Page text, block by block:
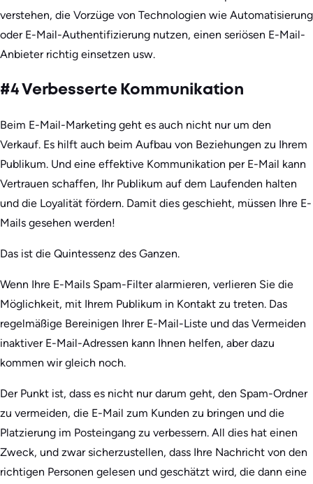
verstehen, die Vorzüge von Technologien wie Automatisierung
oder E-Mail-Authentifizierung nutzen, einen seriösen E-Mail-
Anbieter richtig einsetzen usw.
#4 Verbesserte Kommunikation
Beim E-Mail-Marketing geht es auch nicht nur um den
Verkauf. Es hilft auch beim Aufbau von Beziehungen zu Ihrem
Publikum. Und eine effektive Kommunikation per E-Mail kann
Vertrauen schaffen, Ihr Publikum auf dem Laufenden halten
und die Loyalität fördern. Damit dies geschieht, müssen Ihre E-
Mails gesehen werden!
Das ist die Quintessenz des Ganzen.
Wenn Ihre E-Mails Spam-Filter alarmieren, verlieren Sie die
Möglichkeit, mit Ihrem Publikum in Kontakt zu treten. Das
regelmäßige Bereinigen Ihrer E-Mail-Liste und das Vermeiden
inaktiver E-Mail-Adressen kann Ihnen helfen, aber dazu
kommen wir gleich noch.
Der Punkt ist, dass es nicht nur darum geht, den Spam-Ordner
zu vermeiden, die E-Mail zum Kunden zu bringen und die
Platzierung im Posteingang zu verbessern. All dies hat einen
Zweck, und zwar sicherzustellen, dass Ihre Nachricht von den
richtigen Personen gelesen und geschätzt wird, die dann eine